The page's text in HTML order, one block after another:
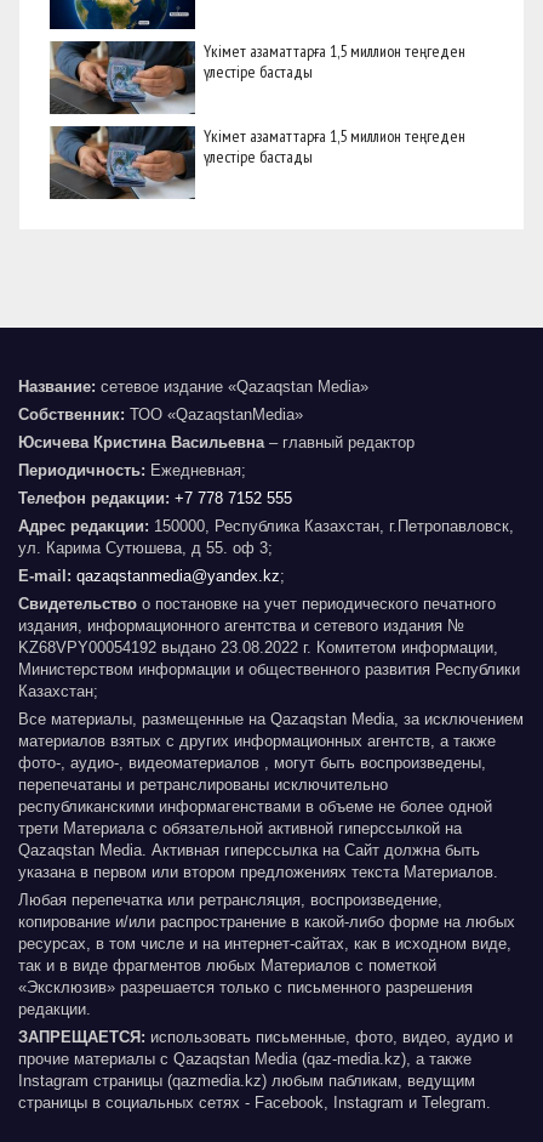
Үкімет азаматтарға 1,5 миллион теңгеден
үлестіре бастады
Үкімет азаматтарға 1,5 миллион теңгеден
үлестіре бастады
Название: сетевое издание «Qazaqstan Media»
Собственник: ТОО «QazaqstanMedia»
Юсичева Кристина Васильевна– главный редактор
Периодичность: Ежедневная;
Телефон редакции: +7 778 7152 555
Адрес редакции: 150000, Республика Казахстан, г.Петропавловск,
ул. Карима Сутюшева, д 55. оф 3;
E-mail: qazaqstanmedia@yandex.kz;
Свидетельство о постановке на учет периодического печатного
издания, информационного агентства и сетевого издания №
KZ68VPY00054192 выдано 23.08.2022 г. Комитетом информации,
Министерством информации и общественного развития Республики
Казахстан;
Все материалы, размещенные на Qazaqstan Media, за исключением
материалов взятых с других информационных агентств, а также
фото-, аудио-, видеоматериалов , могут быть воспроизведены,
перепечатаны и ретранслированы исключительно
республиканскими информагенствами в объеме не более одной
трети Материала с обязательной активной гиперссылкой на
Qazaqstan Media. Активная гиперссылка на Сайт должна быть
указана в первом или втором предложениях текста Материалов.
Любая перепечатка или ретрансляция, воспроизведение,
копирование и/или распространение в какой-либо форме на любых
ресурсах, в том числе и на интернет-сайтах, как в исходном виде,
так и в виде фрагментов любых Материалов с пометкой
«Эксклюзив» разрешается только с письменного разрешения
редакции.
ЗАПРЕЩАЕТСЯ: использовать письменные, фото, видео, аудио и
прочие материалы с Qazaqstan Media (qaz-media.kz), а также
Instagram страницы (qazmedia.kz) любым пабликам, ведущим
страницы в социальных сетях - Facebook, Instagram и Telegram.